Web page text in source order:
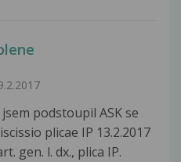
podstoupil ASK se
plicae IP 13.2.2017
gen. l. dx., plica IP.